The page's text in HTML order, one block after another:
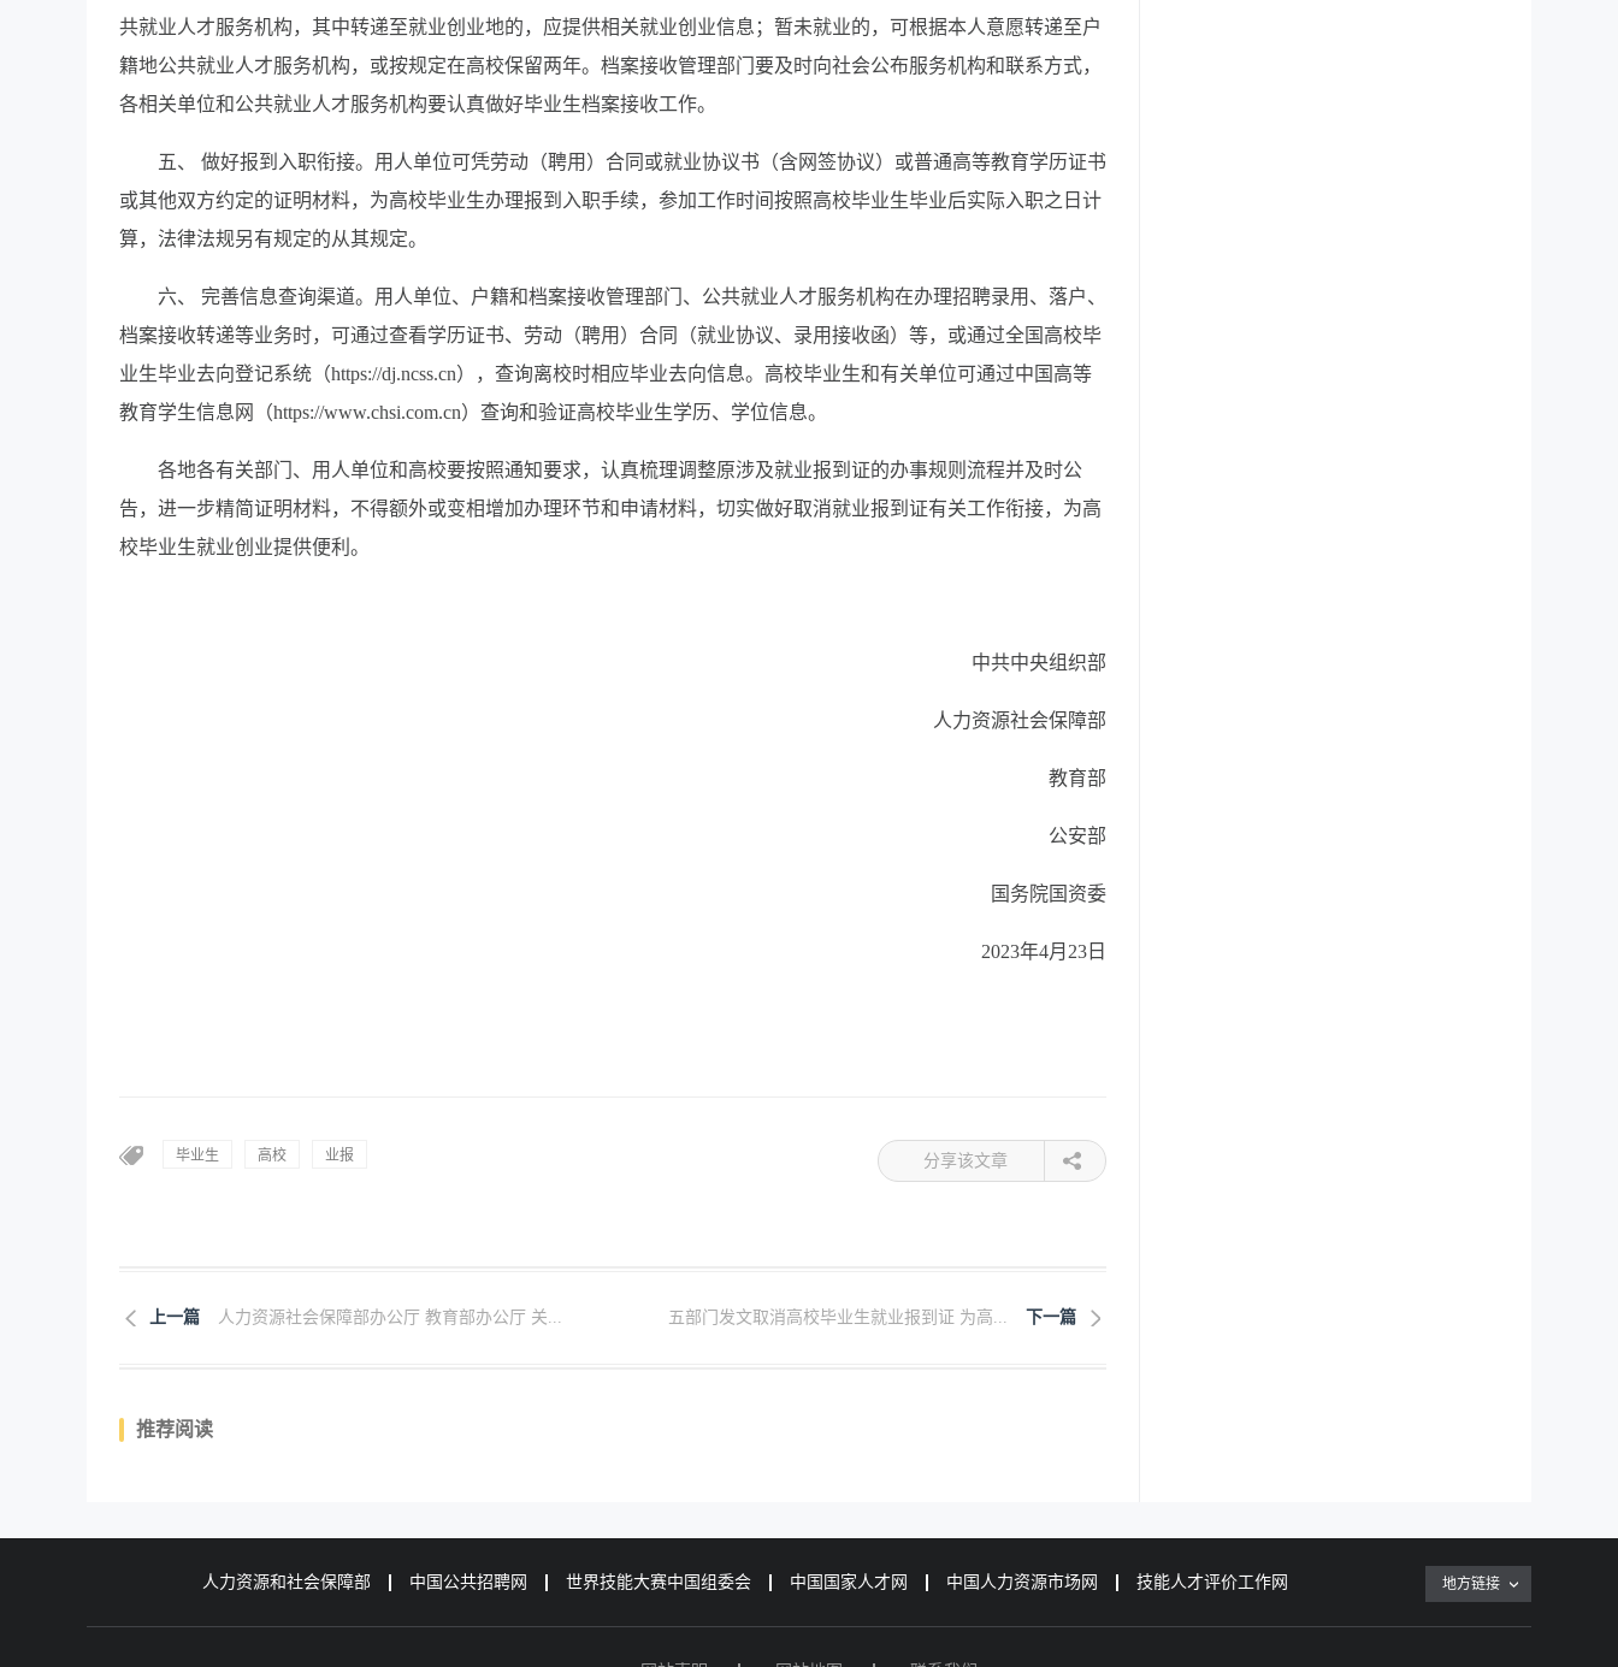
共就业人才服务机构，其中转递至就业创业地的，应提供相关就业创业信息；暂未就业的，可根据本人意愿转递至户
籍地公共就业人才服务机构，或按规定在高校保留两年。档案接收管理部门要及时向社会公布服务机构和联系方式，
各相关单位和公共就业人才服务机构要认真做好毕业生档案接收工作。
五、 做好报到入职衔接。用人单位可凭劳动（聘用）合同或就业协议书（含网签协议）或普通高等教育学历证书
或其他双方约定的证明材料，为高校毕业生办理报到入职手续，参加工作时间按照高校毕业生毕业后实际入职之日计
算，法律法规另有规定的从其规定。
六、 完善信息查询渠道。用人单位、户籍和档案接收管理部门、公共就业人才服务机构在办理招聘录用、落户、
档案接收转递等业务时，可通过查看学历证书、劳动（聘用）合同（就业协议、录用接收函）等，或通过全国高校毕
业生毕业去向登记系统（https://dj.ncss.cn），查询离校时相应毕业去向信息。高校毕业生和有关单位可通过中国高等
教育学生信息网（https://www.chsi.com.cn）查询和验证高校毕业生学历、学位信息。
各地各有关部门、用人单位和高校要按照通知要求，认真梳理调整原涉及就业报到证的办事规则流程并及时公
告，进一步精简证明材料，不得额外或变相增加办理环节和申请材料，切实做好取消就业报到证有关工作衔接，为高
校毕业生就业创业提供便利。
中共中央组织部
人力资源社会保障部
教育部
公安部
国务院国资委
2023年4月23日
毕业生 高校 业报 分享该文章
上一篇 人力资源社会保障部办公厅 教育部办公厅 关... 下一篇
五部门发文取消高校毕业生就业报到证 为高...
推荐阅读
人力资源和社会保障部 中国公共招聘网 世界技能大赛中国组委会 中国国家人才网 中国人力资源市场网 技能人才评价工作网 地方链接